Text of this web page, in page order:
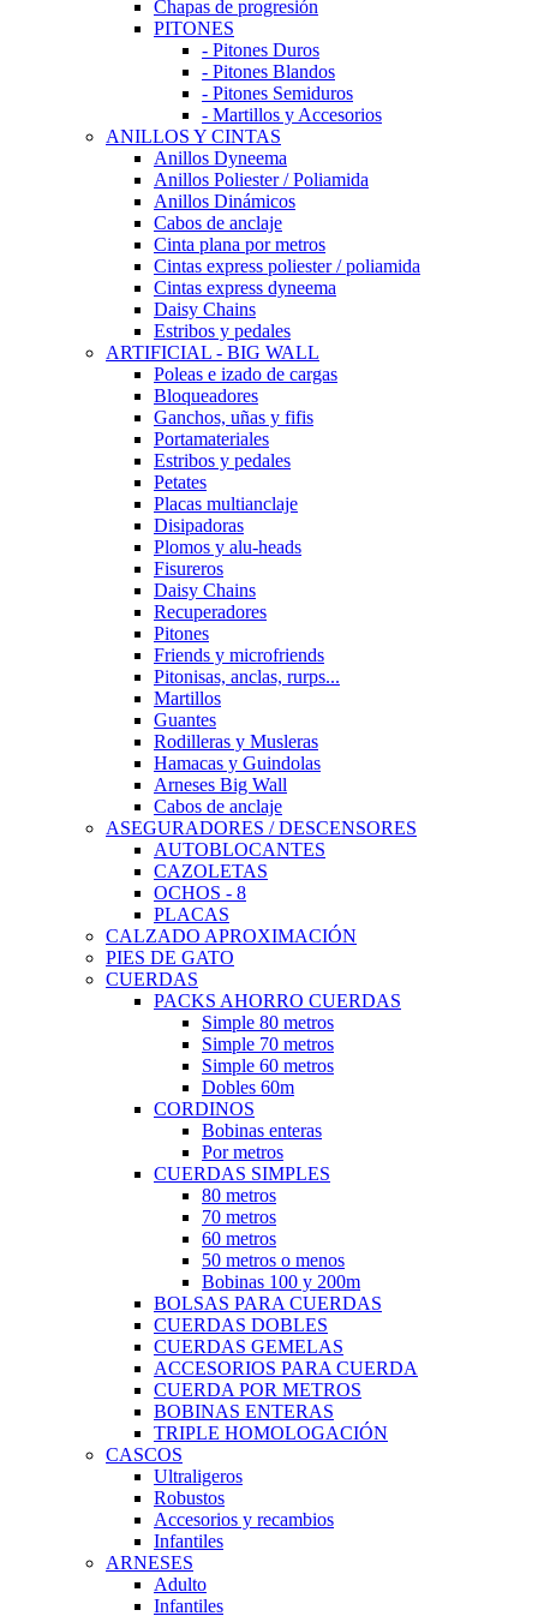
Chapas de progresión
PITONES
- Pitones Duros
- Pitones Blandos
- Pitones Semiduros
- Martillos y Accesorios
ANILLOS Y CINTAS
Anillos Dyneema
Anillos Poliester / Poliamida
Anillos Dinámicos
Cabos de anclaje
Cinta plana por metros
Cintas express poliester / poliamida
Cintas express dyneema
Daisy Chains
Estribos y pedales
ARTIFICIAL - BIG WALL
Poleas e izado de cargas
Bloqueadores
Ganchos, uñas y fifis
Portamateriales
Estribos y pedales
Petates
Placas multianclaje
Disipadoras
Plomos y alu-heads
Fisureros
Daisy Chains
Recuperadores
Pitones
Friends y microfriends
Pitonisas, anclas, rurps...
Martillos
Guantes
Rodilleras y Musleras
Hamacas y Guindolas
Arneses Big Wall
Cabos de anclaje
ASEGURADORES / DESCENSORES
AUTOBLOCANTES
CAZOLETAS
OCHOS - 8
PLACAS
CALZADO APROXIMACIÓN
PIES DE GATO
CUERDAS
PACKS AHORRO CUERDAS
Simple 80 metros
Simple 70 metros
Simple 60 metros
Dobles 60m
CORDINOS
Bobinas enteras
Por metros
CUERDAS SIMPLES
80 metros
70 metros
60 metros
50 metros o menos
Bobinas 100 y 200m
BOLSAS PARA CUERDAS
CUERDAS DOBLES
CUERDAS GEMELAS
ACCESORIOS PARA CUERDA
CUERDA POR METROS
BOBINAS ENTERAS
TRIPLE HOMOLOGACIÓN
CASCOS
Ultraligeros
Robustos
Accesorios y recambios
Infantiles
ARNESES
Adulto
Infantiles